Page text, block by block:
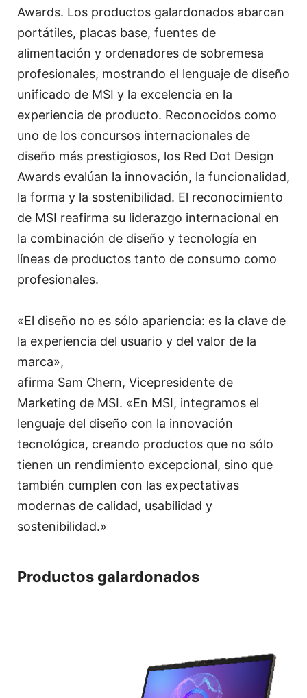
Awards. Los productos galardonados abarcan
portátiles, placas base, fuentes de
alimentación y ordenadores de sobremesa
profesionales, mostrando el lenguaje de diseño
unificado de MSI y la excelencia en la
experiencia de producto. Reconocidos como
uno de los concursos internacionales de
diseño más prestigiosos, los Red Dot Design
Awards evalúan la innovación, la funcionalidad,
la forma y la sostenibilidad. El reconocimiento
de MSI reafirma su liderazgo internacional en
la combinación de diseño y tecnología en
líneas de productos tanto de consumo como
profesionales.
«El diseño no es sólo apariencia: es la clave de
la experiencia del usuario y del valor de la
marca»,
afirma Sam Chern, Vicepresidente de
Marketing de MSI. «En MSI, integramos el
lenguaje del diseño con la innovación
tecnológica, creando productos que no sólo
tienen un rendimiento excepcional, sino que
también cumplen con las expectativas
modernas de calidad, usabilidad y
sostenibilidad.»
Productos galardonados